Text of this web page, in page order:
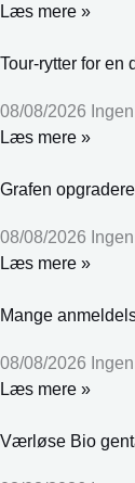
Læs mere »
Tour-rytter for
08/08/2026
Læs mere »
Grafen
08/08/2026
Læs mere »
Mange
08/08/2026
Læs mere »
Værløse Bio